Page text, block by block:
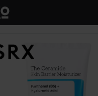
INNEHÅLLET
SEKTIONEN